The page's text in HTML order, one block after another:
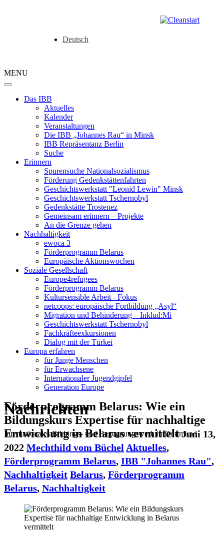
Deutsch
MENU
Das IBB
Aktuelles
Kalender
Veranstaltungen
Die IBB „Johannes Rau“ in Minsk
IBB Repräsentanz Berlin
Suche
Erinnern
Spurensuche Nationalsozialismus
Förderung Gedenkstättenfahrten
Geschichtswerkstatt "Leonid Lewin" Minsk
Geschichtswerkstatt Tschernobyl
Gedenkstätte Trostenez
Gemeinsam erinnern – Projekte
An die Grenze gehen
Nachhaltigkeit
ewoca 3
Förderprogramm Belarus
Europäische Aktionswochen
Soziale Gesellschaft
Europe4refugees
Förderprogramm Belarus
Kultursensible Arbeit - Fokus
netcoops: europäische Fortbildung „Asyl“
Migration und Behinderung – Inklud:Mi
Geschichtswerkstatt Tschernobyl
Fachkräfteexkursionen
Dialog mit der Türkei
Europa erfahren
für Junge Menschen
für Erwachsene
Internationaler Jugendgipfel
Generation Europe
Nachrichten
Internationales Bildungs- und Begegnungswerk in Dortmund
Förderprogramm Belarus: Wie ein
Bildungskurs Expertise für nachhaltige
Entwicklung in Belarus vermitteltJuni 13,
2022 Mechthild vom BüchelAktuelles,
Förderprogramm Belarus, IBB "Johannes Rau",
Nachhaltigkeit Belarus, Förderprogramm
Belarus, Nachhaltigkeit